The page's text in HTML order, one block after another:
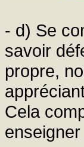
- d) Se
savoir
propre,
Cela